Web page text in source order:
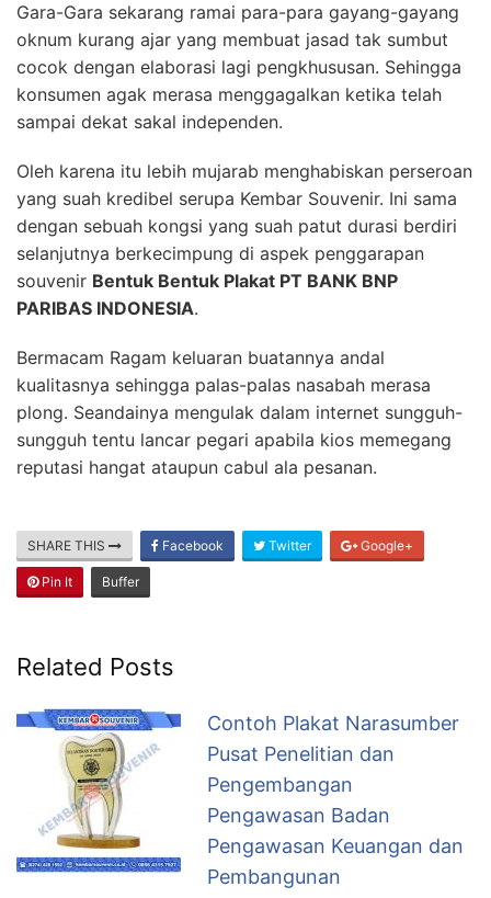
Gara-Gara sekarang ramai para-para gayang-gayang
oknum kurang ajar yang membuat jasad tak sumbut
cocok dengan elaborasi lagi pengkhususan. Sehingga
konsumen agak merasa menggagalkan ketika telah
sampai dekat sakal independen.
Oleh karena itu lebih mujarab menghabiskan perseroan
yang suah kredibel serupa Kembar Souvenir. Ini sama
dengan sebuah kongsi yang suah patut durasi berdiri
selanjutnya berkecimpung di aspek penggarapan
souvenir Bentuk Bentuk Plakat PT BANK BNP
PARIBAS INDONESIA.
Bermacam Ragam keluaran buatannya andal
kualitasnya sehingga palas-palas nasabah merasa
plong. Seandainya mengulak dalam internet sungguh-
sungguh tentu lancar pegari apabila kios memegang
reputasi hangat ataupun cabul ala pesanan.
SHARE THIS Facebook Twitter Google+
Pin It Buffer
Related Posts
Contoh Plakat Narasumber
Pusat Penelitian dan
Pengembangan
Pengawasan Badan
Pengawasan Keuangan dan
Pembangunan